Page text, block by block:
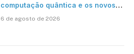
computação quântica e os novos
6 de agosto de 2026